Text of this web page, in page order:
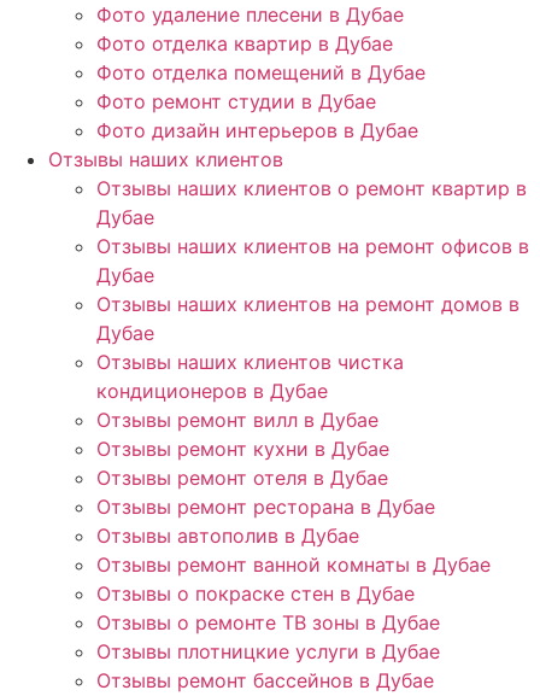
Фото удаление плесени в Дубае
Фото отделка квартир в Дубае
Фото отделка помещений в Дубае
Фото ремонт студии в Дубае
Фото дизайн интерьеров в Дубае
Отзывы наших клиентов
Отзывы наших клиентов о ремонт квартир в
Дубае
Отзывы наших клиентов на ремонт офисов в
Дубае
Отзывы наших клиентов на ремонт домов в
Дубае
Отзывы наших клиентов чистка
кондиционеров в Дубае
Отзывы ремонт вилл в Дубае
Отзывы ремонт кухни в Дубае
Отзывы ремонт отеля в Дубае
Отзывы ремонт ресторана в Дубае
Отзывы автополив в Дубае
Отзывы ремонт ванной комнаты в Дубае
Отзывы о покраске стен в Дубае
Отзывы о ремонте ТВ зоны в Дубае
Отзывы плотницкие услуги в Дубае
Отзывы ремонт бассейнов в Дубае